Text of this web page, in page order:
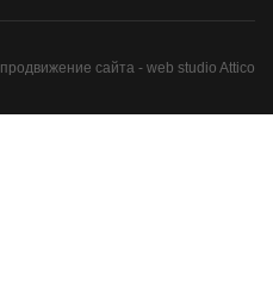
сайта - web studio Attico